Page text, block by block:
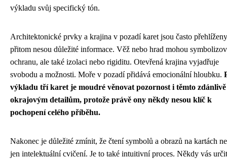
výkladu svůj specifický tón.
Architektonické prvky a krajina v pozadí karet jsou často
přitom nesou důležité informace. Věž nebo hrad mohou
ochranu, ale také izolaci nebo rigiditu. Otevřená krajina vyjadřuje
svobodu a možnosti. Moře v pozadí přidává emocionální hloubku.
výkladu tří karet je moudré věnovat pozornost i těmto zdánlivě
okrajovým detailům, protože právě ony někdy nesou klíč k
pochopení celého příběhu.
Nakonec je důležité zmínit, že čtení symbolů a obrazů na kartách
jen intelektuální cvičení. Je to také intuitivní proces. Někdy vás